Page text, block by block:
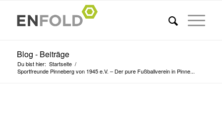
Blog - Beiträge
Du bist hier: Startseite /
Sportfreunde Pinneberg von 1945 e.V. – Der pure Fußballverein in Pinne...